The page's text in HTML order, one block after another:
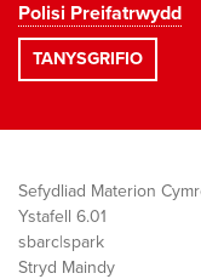
Polisi Preifatrwydd
Sefydliad Materion
Ystafell 6.01
sbarc|spark
Stryd Maindy